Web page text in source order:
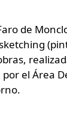
de
el Área